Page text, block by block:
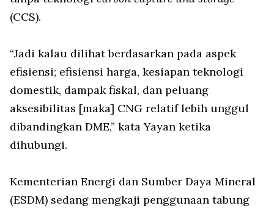
(CCS).
“Jadi kalau dilihat berdasarkan pada aspek
efisiensi; efisiensi harga, kesiapan teknologi
domestik, dampak fiskal, dan peluang
aksesibilitas [maka] CNG relatif lebih unggul
dibandingkan DME,” kata Yayan ketika
dihubungi.
Kementerian Energi dan Sumber Daya Mineral
(ESDM) sedang mengkaji penggunaan tabung